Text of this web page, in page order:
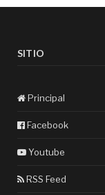
SITIO
Principal
Facebook
Youtube
RSS Feed